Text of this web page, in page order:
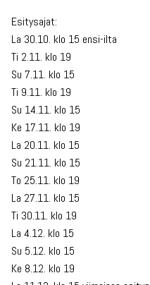
Esitysajat:
La 30.10. klo 15 ensi-ilta
Ti 2.11. klo 19
Su 7.11. klo 15
Ti 9.11. klo 19
Su 14.11. klo 15
Ke 17.11. klo 19
La 20.11. klo 15
Su 21.11. klo 15
To 25.11. klo 19
La 27.11. klo 15
Ti 30.11. klo 19
La 4.12. klo 15
Su 5.12. klo 15
Ke 8.12. klo 19